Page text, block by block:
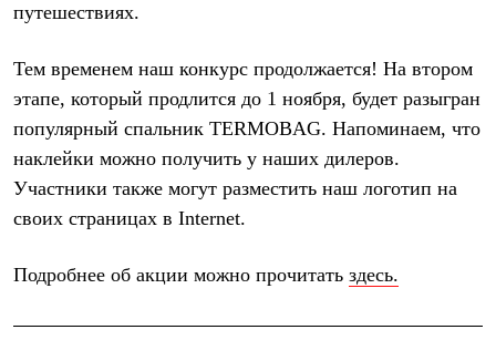
Футболки
Брюки
Шорты
Женская одежда
Утепленная пухом
Куртки
Брюки
Утепленная синтетикой
Брюки
Штормовая одежда
Софтшелл одежда
путешествиях.
Тем временем наш конкурс продолжается! На втором
этапе, который продлится до 1 ноября, будет разыгран
популярный спальник TERMOBAG. Напоминаем, что
наклейки можно получить у наших дилеров.
Участники также могут разместить наш логотип на
своих страницах в Internet.
Подробнее об акции можно прочитать здесь.